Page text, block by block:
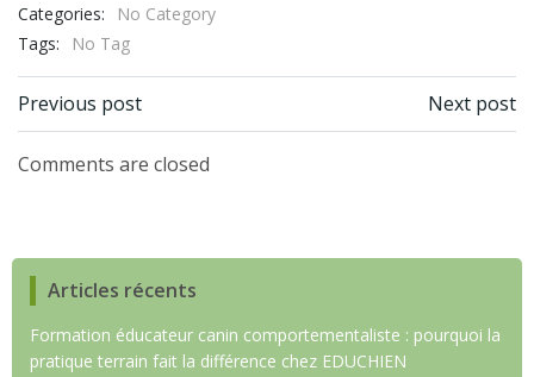
Categories:
No Category
Tags:
No Tag
Navigation
de
Previous post
Navigation
Next post
Comments are closed
Articles récents
Formation éducateur canin comportementaliste : pourquoi la
pratique terrain fait la différence chez EDUCHIEN